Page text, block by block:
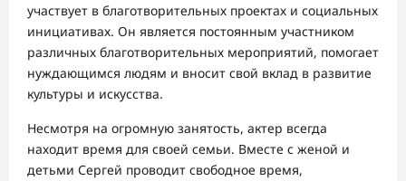
участвует в благотворительных проектах и социальных
инициативах. Он является постоянным участником
различных благотворительных мероприятий, помогает
нуждающимся людям и вносит свой вклад в развитие
культуры и искусства.
Несмотря на огромную занятость, актер всегда
находит время для своей семьи. Вместе с женой и
детьми Сергей проводит свободное время,